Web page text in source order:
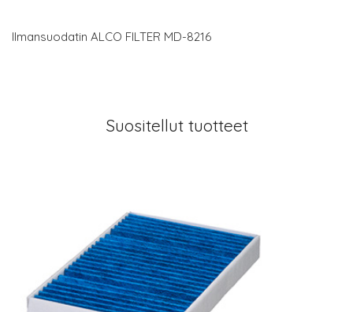
Ilmansuodatin ALCO FILTER MD-8216
Suositellut tuotteet